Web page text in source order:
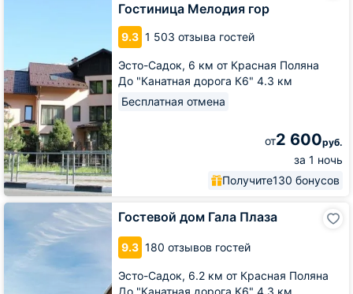
Гостиница Мелодия гор
9.3 1 503 отзыва гостей
Эсто-Садок, 6 км от Красная Поляна
До "Канатная дорога К6" 4.3 км
Бесплатная отмена
от2 600руб.
за 1 ночь
Получите130 бонусов
Гостевой дом Гала Плаза
9.3 180 отзывов гостей
Эсто-Садок, 6.2 км от Красная Поляна
До "Канатная дорога К6" 4.3 км
Гостевой
дом